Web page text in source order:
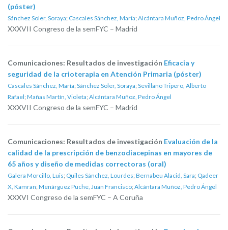
(póster)
Sánchez Soler, Soraya; Cascales Sánchez, María; Alcántara Muñoz, Pedro Ángel
XXXVII Congreso de la semFYC – Madrid
Comunicaciones: Resultados de investigación Eficacia y
seguridad de la crioterapia en Atención Primaria (póster)
Cascales Sánchez, María; Sánchez Soler, Soraya; Sevillano Tripero, Alberto
Rafael; Mañas Martín, Violeta; Alcántara Muñoz, Pedro Ángel
XXXVII Congreso de la semFYC – Madrid
Comunicaciones: Resultados de investigación Evaluación de la
calidad de la prescripción de benzodiacepinas en mayores de
65 años y diseño de medidas correctoras (oral)
Galera Morcillo, Luis; Quiles Sánchez, Lourdes; Bernabeu Alacid, Sara; Qadeer
X, Kamran; Menárguez Puche, Juan Francisco; Alcántara Muñoz, Pedro Ángel
XXXVI Congreso de la semFYC – A Coruña